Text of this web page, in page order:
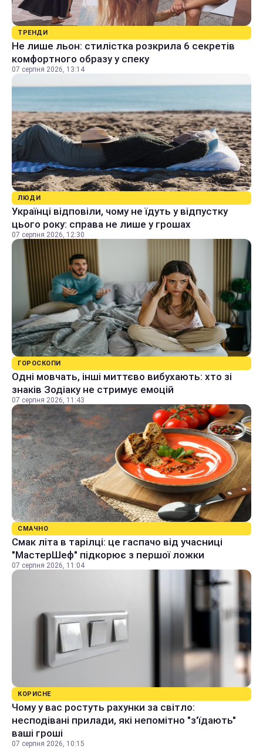
ТРЕНДИ
Не лише льон: стилістка розкрила 6 секретів
комфортного образу у спеку
07 серпня 2026, 13:14
ЛЮДИ
Українці відповіли, чому не їдуть у відпустку
цього року: справа не лише у грошах
07 серпня 2026, 12:30
ГОРОСКОПИ
Одні мовчать, інші миттєво вибухають: хто зі
знаків Зодіаку не стримує емоцій
07 серпня 2026, 11:43
СМАЧНО
Смак літа в тарілці: це гаспачо від учасниці
"МастерШеф" підкорює з першої ложки
07 серпня 2026, 11:04
КОРИСНЕ
Чому у вас ростуть рахунки за світло:
несподівані прилади, які непомітно "з'їдають"
ваші гроші
07 серпня 2026, 10:15